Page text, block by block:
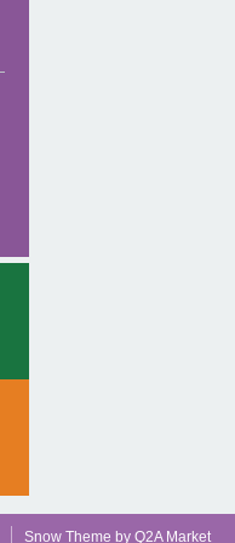
Snow Theme by Q2A Market